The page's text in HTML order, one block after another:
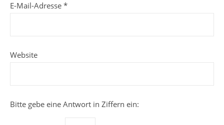
E-Mail-Adresse *
Website
Bitte gebe eine Antwort in Ziffern ein: